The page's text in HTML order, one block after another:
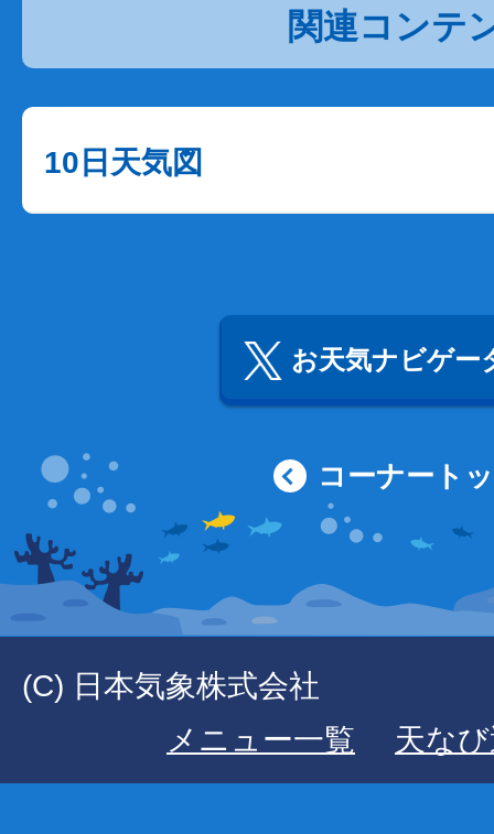
関連コンテ
10日天気図
お天気ナビゲー
コーナート
(C) 日本気象株式会社
メニュー一覧
天な